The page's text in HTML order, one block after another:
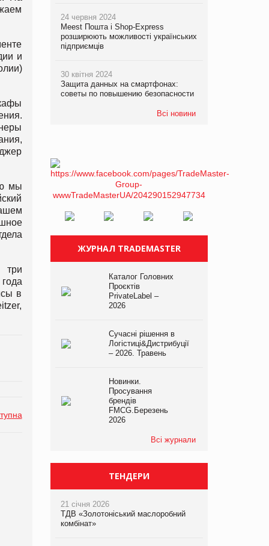
и
мы
три
в
24 червня 2024
Meest Пошта і Shop-Express
розширюють можливості українських
підприємців
30 квітня 2024
Защита данных на смартфонах:
советы по повышению безопасности
Всі новини
ЖУРНАЛ TRADEMASTER
Каталог Головних
Проєктів
PrivateLabel –
2026
Сучасні рішення в
Логістиці&Дистрибуції
– 2026. Травень
Новинки.
Просування
брендів
FMCG.Березень
2026
Всі журнали
ТЕНДЕРИ
21 січня 2026
ТДВ «Золотоніський маслоробний
комбінат»